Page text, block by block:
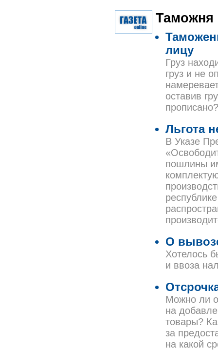
Таможня
лицу
Груз
груз и не
оставив
прописано?
Льгота
В Указе
пошлины
О
Хотелось
и ввоза
Можно ли
на
товары?
за
на какой